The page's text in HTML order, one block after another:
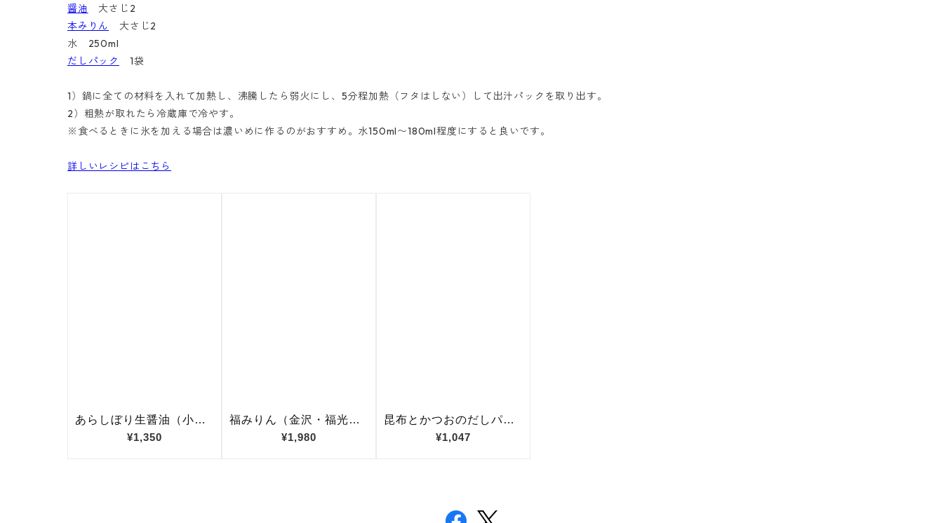
醤油 大さじ2
本みりん
大さじ2
水 250ml
だしパック
1袋
1）鍋に全ての材料を入れて加熱し、沸騰したら弱火にし、5分程加熱（フタはしない）して出汁パックを取り出す。
2）粗熱が取れたら冷蔵庫で冷やす。
※食べるときに氷を加える場合は濃いめに作るのがおすすめ。水150ml〜180ml程度にすると良いです。
詳しいレシピはこちら